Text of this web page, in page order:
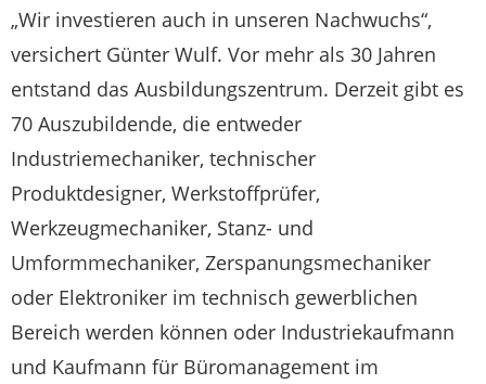
„Wir investieren auch in unseren Nachwuchs“,
versichert Günter Wulf. Vor mehr als 30 Jahren
entstand das Ausbildungszentrum. Derzeit gibt es
70 Auszubildende, die entweder
Industriemechaniker, technischer
Produktdesigner, Werkstoffprüfer,
Werkzeugmechaniker, Stanz- und
Umformmechaniker, Zerspanungsmechaniker
oder Elektroniker im technisch gewerblichen
Bereich werden können oder Industriekaufmann
und Kaufmann für Büromanagement im